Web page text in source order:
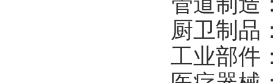
厨卫制品
工业部件